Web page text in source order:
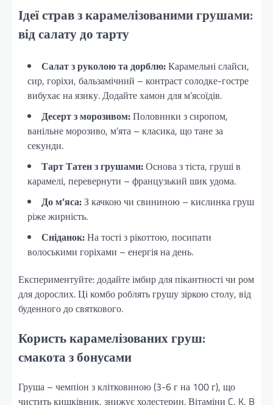
Ідеї страв з карамелізованими грушами:
від салату до тарту
Салат з руколою та дорблю:Карамельні слайси,
сир, горіхи, бальзамічний – контраст солодке-гостре
вибухає на язику. Додайте хамон для м’ясоїдів.
Десерт з морозивом:Половинки з сиропом,
ванільне морозиво, м’ята – класика, що тане за
секунди.
Тарт Татен з грушами:Основа з тіста, груші в
карамелі, перевернути – французький шик удома.
До м’яса:З качкою чи свининою – кислинка груш
ріже жирність.
Сніданок:На тості з рікоттою, посипати
волоськими горіхами – енергія на день.
Експериментуйте: додайте імбир для пікантності чи ром
для дорослих. Ці комбо роблять грушу зіркою столу, від
буденного до святкового.
Користь карамелізованих груш:
смакота з бонусами
Груша – чемпіон з клітковиною (3-6 г на 100 г), що
чистить кишківник, знижує холестерин. Вітаміни C, K, B